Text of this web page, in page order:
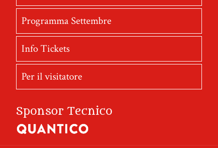
Programma Settembre
Info Tickets
Per il visitatore
Sponsor Tecnico